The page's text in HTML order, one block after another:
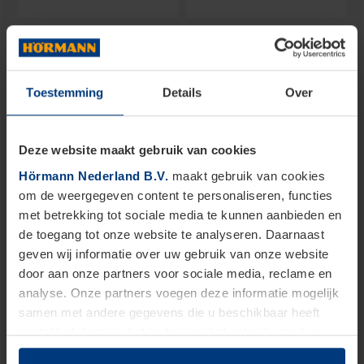
Toestemming Details Over
Deze website maakt gebruik van cookies
Hörmann Nederland B.V. maakt gebruik van cookies
om de weergegeven content te personaliseren, functies
met betrekking tot sociale media te kunnen aanbieden en
de toegang tot onze website te analyseren. Daarnaast
geven wij informatie over uw gebruik van onze website
door aan onze partners voor sociale media, reclame en
analyse. Onze partners voegen deze informatie mogelijk
samen met andere gegevens die u beschikbaar heeft
gesteld of die zij in het kader van het gebruik van hun
dienstverlening hebben verzameld.
Blader door onze producten